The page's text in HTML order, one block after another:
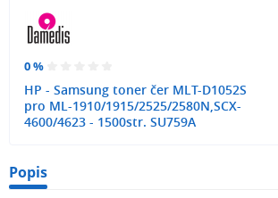
0 %
HP - Samsung toner čer MLT-D1052S
pro ML-1910/1915/2525/2580N,SCX-
4600/4623 - 1500str. SU759A
Popis